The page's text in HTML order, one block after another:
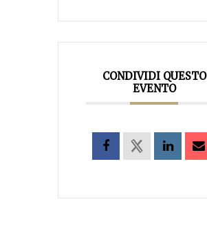
CONDIVIDI QUESTO
EVENTO